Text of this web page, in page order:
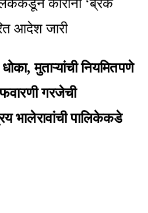
कोरोना ‘ब्रेक
आदेश जारी
धोका, मुताऱ्यांची नियमितपणे
गरजेची
भालेरावांची पालिकेकडे